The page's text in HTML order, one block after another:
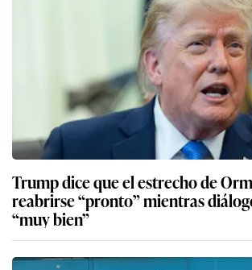
Trump dice que el estrecho de
reabrirse “pronto” mientras
“muy bien”